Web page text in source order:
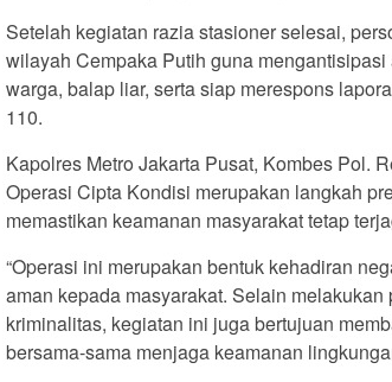
Setelah kegiatan razia stasioner selesai,
wilayah Cempaka Putih guna
warga, balap liar, serta siap merespons
110.
Kapolres Metro Jakarta Pusat, Kombes Pol.
Operasi Cipta Kondisi merupakan langkah
memastikan keamanan masyarakat tetap
“Operasi ini merupakan bentuk kehadiran
aman kepada masyarakat. Selain
kriminalitas, kegiatan ini juga bertujuan
bersama-sama menjaga keamanan